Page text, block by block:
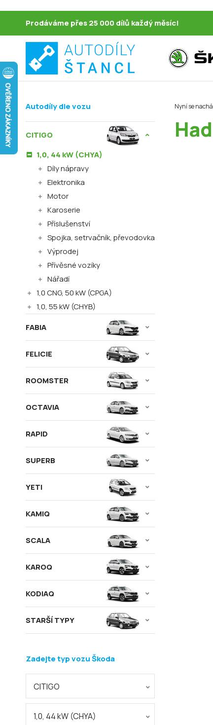
Prodáváme přes 25 000 dílů každý měsíc!
Nyní se
Autodíly dle vozu
CITIGO
1,0, 44 kW (CHYA)
Díly nápravy
Elektronika
Motor
Karoserie
Příslušenství
Spojka, setrvačník, převodovka
Výprodej
Přívěsné vozíky
Nářadí
1,0 CNG, 50 kW (CPGA)
1,0, 55 kW (CHYB)
FABIA
FELICIE
ROOMSTER
OCTAVIA
RAPID
SUPERB
YETI
KAMIQ
SCALA
KAROQ
KODIAQ
STARŠÍ TYPY
Zadejte typ vozu Škoda
CITIGO
1,0, 44 kW (CHYA)